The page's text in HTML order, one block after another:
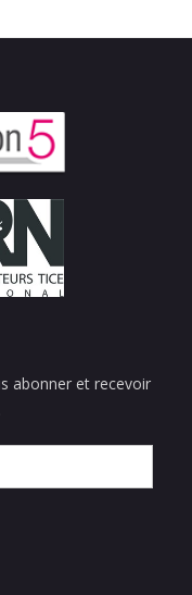
abonner et recevoir